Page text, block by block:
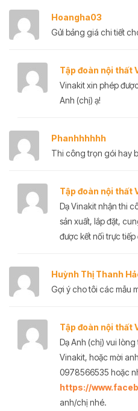
Hoangha03
Gửi bảng giá chi tiết
Tập đoàn nội thất
Vinakit xin phép
Anh (chị) ạ!
Phanhhhhhh
Thi công trọn gói hay
Tập đoàn nội thất
Dạ Vinakit nhận thi
sản xuất, lắp đặt,
được kết nối trực tiếp
Huỳnh Thị Thanh
Gợi ý cho tôi các mẫu
Tập đoàn nội thất
Dạ Anh (chị) vui
Vinakit, hoặc mời
0978566535 hoặc
https://
anh/chị nhé.